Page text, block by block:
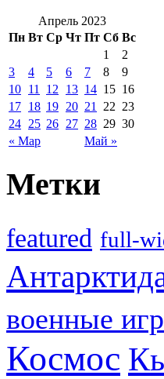
Апрель 2023
Пн Вт Ср Чт Пт Сб Вс
« Мар Май »
1
2
3
4 5 6 7 8
9
10 11 12 13 14 15 16
17 18 19 20 21 22 23
24 25 26 27 28 29 30
Метки
featured full-
военные
Космос